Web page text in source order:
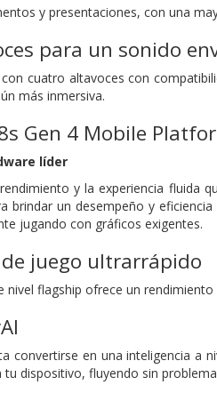
y presentaciones, con una
para un sonido
cuatro altavoces con
más inmersiva.
Gen 4 Mobile
líder
y la experiencia fluida
brindar un desempeño y
jugando con gráficos exigentes.
juego ultrarrápido
nivel flagship ofrece un
convertirse en una inteligencia a
dispositivo, fluyendo sin